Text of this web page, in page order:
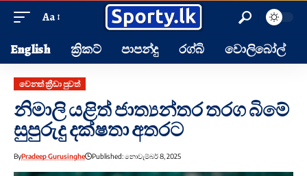
Aa
English ක්‍රිකට් පාපන්දු රග්බි වොලිබෝල්
වෙනත් ක්‍රීඩා පුවත්
නිමාලි යළිත් ජාත්‍යන්තර තරග බිමේ
සුපුරුදු දක්ෂතා අතරට
ByPradeep Gurusinghe Published: නොවැම්බර් 8, 2025